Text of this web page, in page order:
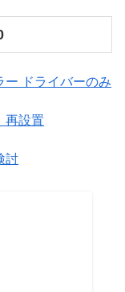
ドライバーのみ
設置
討